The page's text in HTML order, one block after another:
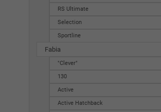
RS Ultimate
Selection
Sportline
Fabia
"Clever"
130
Active
Active Hatchback